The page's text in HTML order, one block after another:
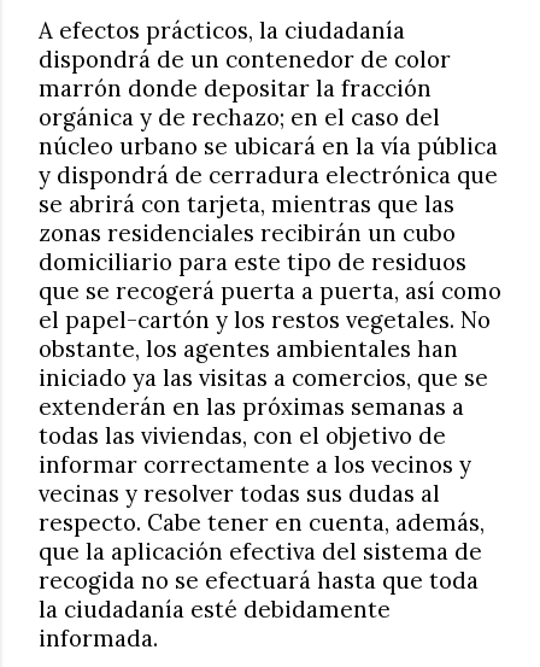
A efectos prácticos, la ciudadanía
dispondrá de un contenedor de color
marrón donde depositar la fracción
orgánica y de rechazo; en el caso del
núcleo urbano se ubicará en la vía pública
y dispondrá de cerradura electrónica que
se abrirá con tarjeta, mientras que las
zonas residenciales recibirán un cubo
domiciliario para este tipo de residuos
que se recogerá puerta a puerta, así como
el papel-cartón y los restos vegetales. No
obstante, los agentes ambientales han
iniciado ya las visitas a comercios, que se
extenderán en las próximas semanas a
todas las viviendas, con el objetivo de
informar correctamente a los vecinos y
vecinas y resolver todas sus dudas al
respecto. Cabe tener en cuenta, además,
que la aplicación efectiva del sistema de
recogida no se efectuará hasta que toda
la ciudadanía esté debidamente
informada.